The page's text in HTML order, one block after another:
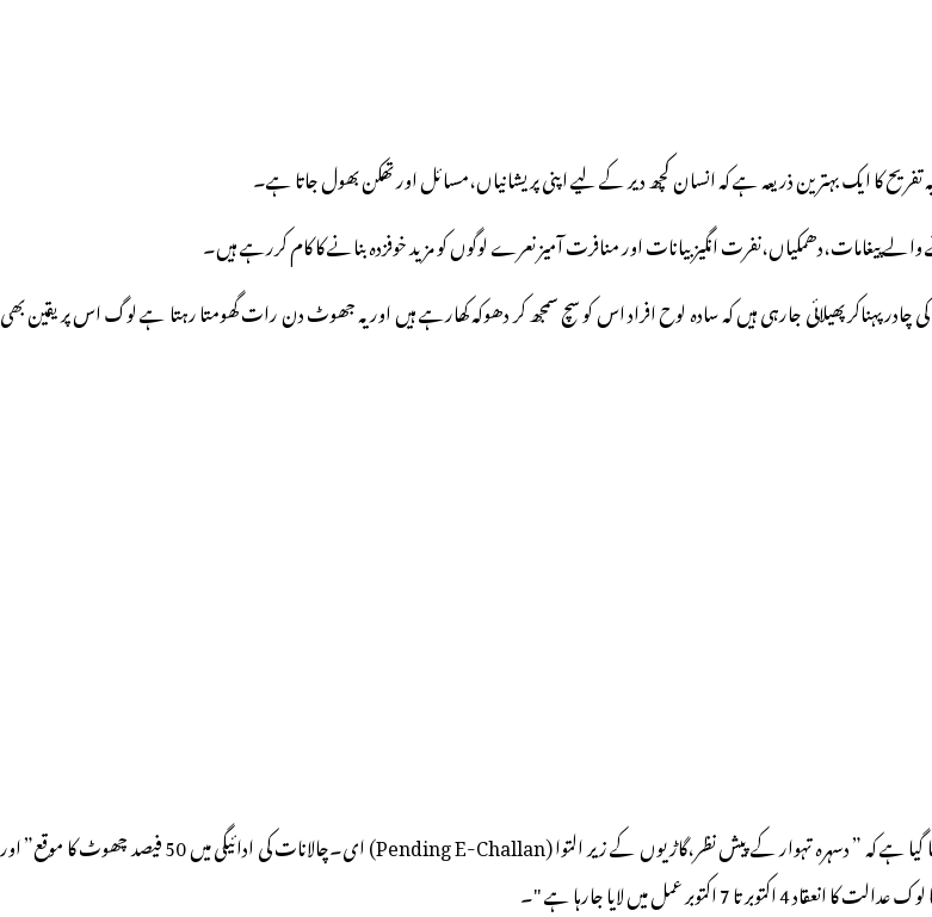
کا ایک بہترین ذریعہ ہے کہ انسان کچھ دیر کے لیے اپنی پریشانیاں،مسائل اور تھکن بھول جاتا ہے۔
انگیز بیانات اور منافرت آمیز نعرے لوگوں کو مزید خوفزدہ بنانے کا کام کررہے ہیں۔
پھیلائی جارہی ہیں کہ سادہ لوح افراد اس کو سچ سمجھ کر دھوکہ کھارہے ہیں اور یہ جھوٹ دن رات گھومتا رہتا ہے لوگ اس پر یقین بھی
سوشل میڈیا بالخصوص واٹس ایپ پر تلگو اور انگریزی میں دوبارہ ایسے تراشے وائرل ہوئے ہیں جن میں لکھا گیا ہے کہ ” دسہرہ تہوار کے پیش نظر،گاڑیوں کے زیر التوا (Pending E-Challan) ای۔چالانات کی ادائیگی میں 50 فیصد چھوٹ کا موقع” اور
عمل میں لایا جارہا ہے "۔